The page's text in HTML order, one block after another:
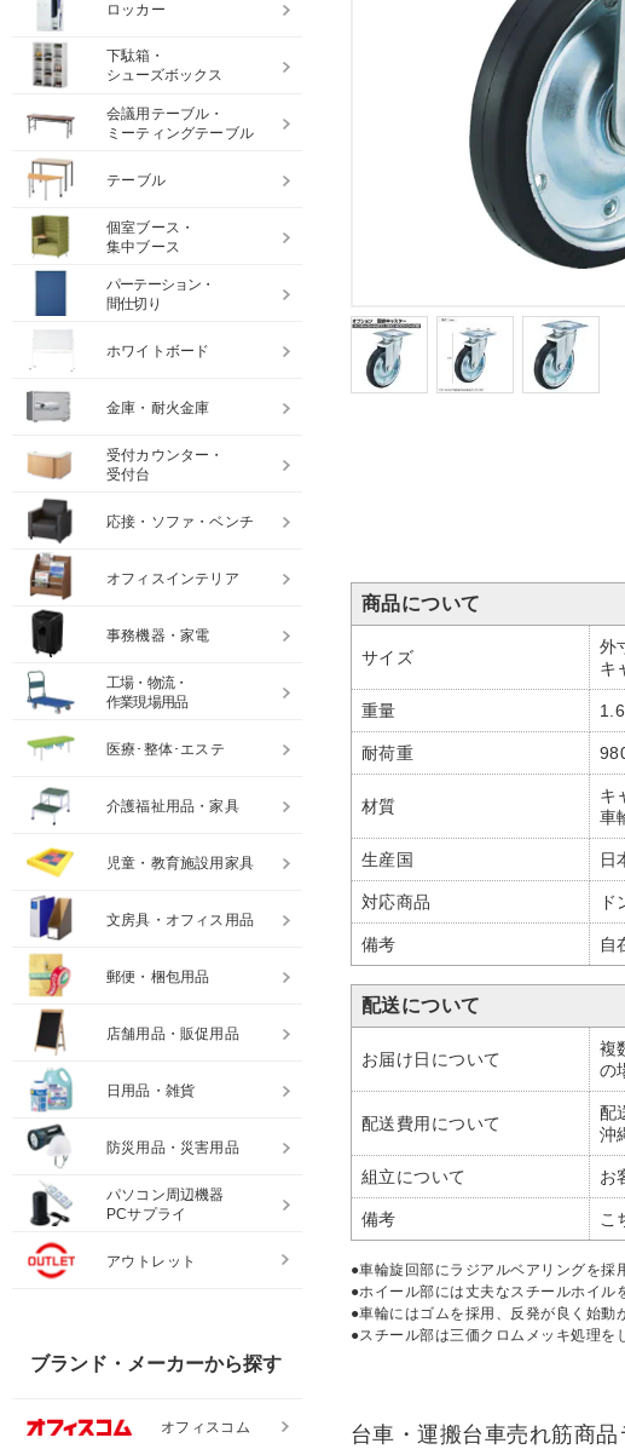
商品について
サイズ
外
キ
重量
耐荷重
材質
キ
車
生産国 日
対応商品
備考 自
配送について
お届け日について
複
の
配送費用について
配
沖
組立について お
備考 こ
●車輪旋回部にラジアルベアリングを採
●ホイール部には丈夫なスチールホイル
●車輪にはゴムを採用、反発が良く始動
●スチール部は三価クロムメッキ処理を
台車・運搬台車売れ筋商
ロッカー
下駄箱・
シューズボックス
会議用テーブル・
ミーティングテーブル
テーブル
個室ブース・
集中ブース
パーテーション・
間仕切り
ホワイトボード
金庫・耐火金庫
受付カウンター・
受付台
応接・ソファ・ベンチ
オフィスインテリア
事務機器・家電
工場・物流・
作業現場用品
医療･整体･エステ
介護福祉用品・家具
児童・教育施設用家具
文房具・オフィス用品
郵便・梱包用品
店舗用品・販促用品
日用品・雑貨
防災用品・災害用品
パソコン周辺機器
PCサプライ
アウトレット
ブランド・メーカーから探す
オフィスコム